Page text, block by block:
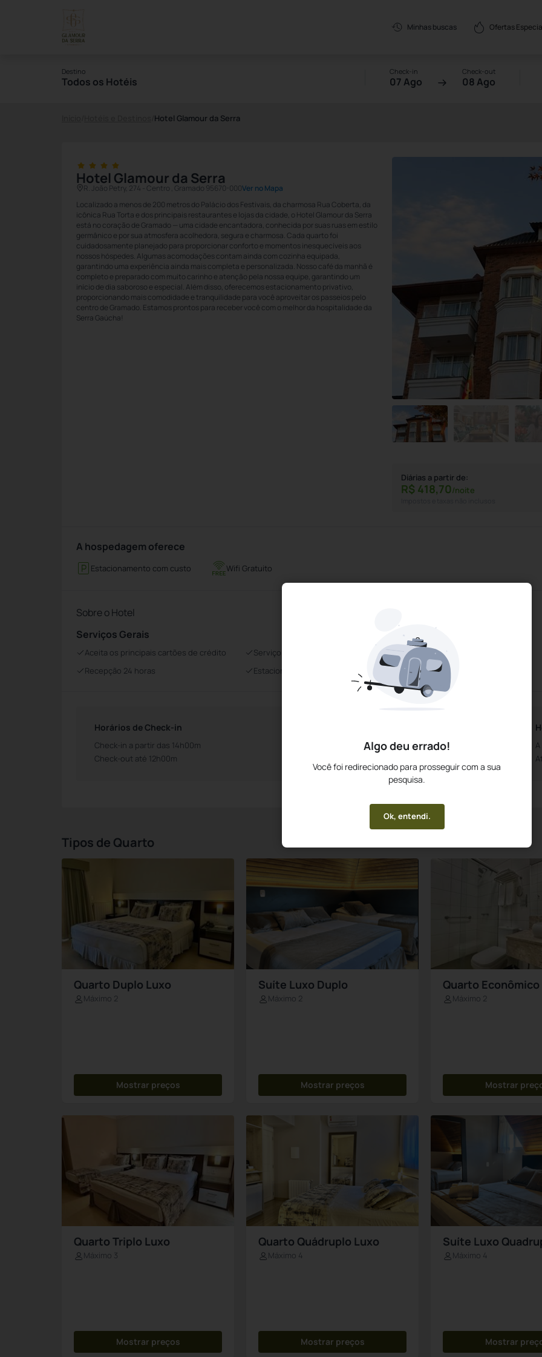
Minhas buscas Ofertas
Algo deu errado!
Você foi redirecionado para prosseguir com a sua
pesquisa.
Ok, entendi.
Destino
Todos os Hotéis
Check-in
07 Ago
Check-out
08 Ago
Hotel Glamour da Serra
Hotel Glamour da Serra
R. João Petry, 274 - Centro , Gramado 95670-000Ver no Mapa
Localizado a menos de 200 metros do Palácio dos Festivais, da charmosa Rua Coberta, da
icônica Rua Torta e dos principais restaurantes e lojas da cidade, o Hotel Glamour da Serra
está no coração de Gramado — uma cidade encantadora, conhecida por suas ruas em estilo
germânico e por sua atmosfera acolhedora, segura e charmosa. Cada quarto foi
cuidadosamente planejado para proporcionar conforto e momentos inesquecíveis aos
nossos hóspedes. Algumas acomodações contam ainda com cozinha equipada,
garantindo uma experiência ainda mais completa e personalizada. Nosso café da manhã é
completo e preparado com muito carinho e atenção pela nossa equipe, garantindo um
início de dia saboroso e especial. Além disso, oferecemos estacionamento privativo,
proporcionando mais comodidade e tranquilidade para você aproveitar os passeios pelo
centro de Gramado. Estamos prontos para receber você com o melhor da hospitalidade da
Serra Gaúcha!
Diárias a partir de:
R$ 418,70/noite
A hospedagem oferece
Estacionamento com custo Wifi Gratuito
Sobre o Hotel
Serviços Gerais
Aceita os principais cartões de crédito Serviço de limpeza diário
Fax
Recepção 24 horas
Estacionamento com custo Elevador
Horários de Check-in
Check-in a partir das 14h00m
Check-out até 12h00m
Aberto das 0h00m
Tipos de Quarto
Quarto Duplo Luxo
Máximo 2
Mostrar preços
Suíte Luxo Duplo
Máximo 2
Mostrar preços
Quarto Econômico
Máximo 2
Mostrar
Quarto Triplo Luxo
Máximo 3
Mostrar preços
Quarto Quádruplo Luxo
Máximo 4
Mostrar preços
Suíte Luxo
Máximo 4
Mostrar